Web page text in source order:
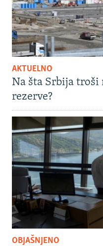
AKTUELNO
Na šta Srbija
rezerve?
OBJAŠNJENO